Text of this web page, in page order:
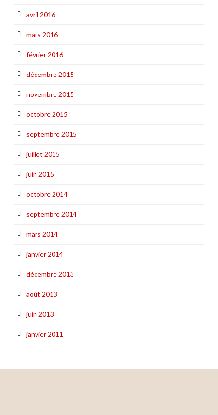
avril 2016
mars 2016
février 2016
décembre 2015
novembre 2015
octobre 2015
septembre 2015
juillet 2015
juin 2015
octobre 2014
septembre 2014
mars 2014
janvier 2014
décembre 2013
août 2013
juin 2013
janvier 2011